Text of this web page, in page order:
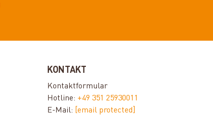
KONTAKT
Kontaktformular
Hotline: +49 351 25930011
E-Mail:
[email protected]